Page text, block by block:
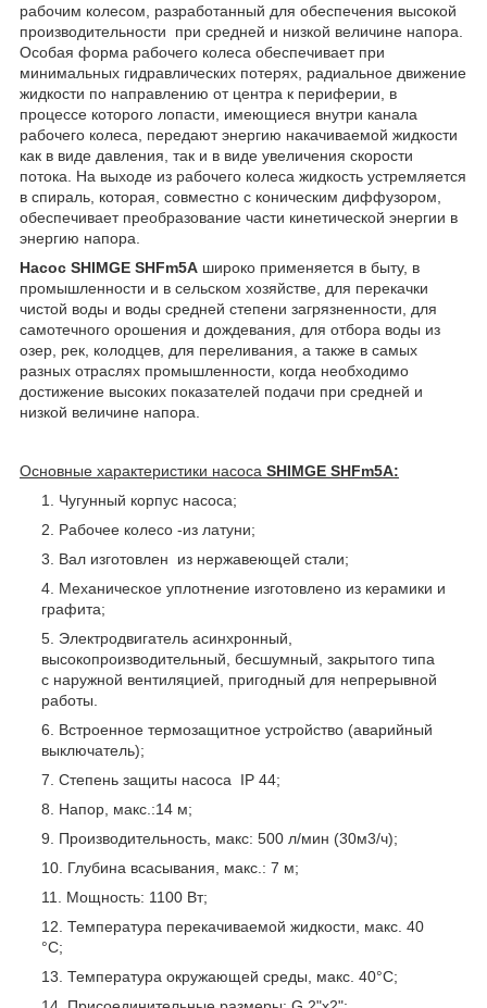
рабочим колесом, разработанный для обеспечения высокой
производительности при средней и низкой величине напора.
Особая форма рабочего колеса обеспечивает при
минимальных гидравлических потерях, радиальное движение
жидкости по направлению от центра к периферии, в
процессе которого лопасти, имеющиеся внутри канала
рабочего колеса, передают энергию накачиваемой жидкости
как в виде давления, так и в виде увеличения скорости
потока. На выходе из рабочего колеса жидкость устремляется
в спираль, которая, совместно с коническим диффузором,
обеспечивает преобразование части кинетической энергии в
энергию напора.
Насос SHIMGE SHFm5A широко применяется в быту, в
промышленности и в сельском хозяйстве, для перекачки
чистой воды и воды средней степени загрязненности, для
самотечного орошения и дождевания, для отбора воды из
озер, рек, колодцев, для переливания, а также в самых
разных отраслях промышленности, когда необходимо
достижение высоких показателей подачи при средней и
низкой величине напора.
Основные характеристики насоса SHIMGE SHFm5A:
Чугунный корпус насоса;
Рабочее колесо -из латуни;
Вал изготовлен из нержавеющей стали;
Механическое уплотнение изготовлено из керамики и
графита;
Электродвигатель асинхронный,
высокопроизводительный, бесшумный, закрытого типа
с наружной вентиляцией, пригодный для непрерывной
работы.
Встроенное термозащитное устройство (аварийный
выключатель);
Степень защиты насоса IP 44;
Напор, макс.:14 м;
Производительность, макс: 500 л/мин (30м3/ч);
Глубина всасывания, макс.: 7 м;
Мощность: 1100 Вт;
Температура перекачиваемой жидкости, макс. 40
°C;
Температура окружающей среды, макс. 40°C;